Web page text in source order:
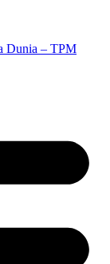
Dunia – TPM